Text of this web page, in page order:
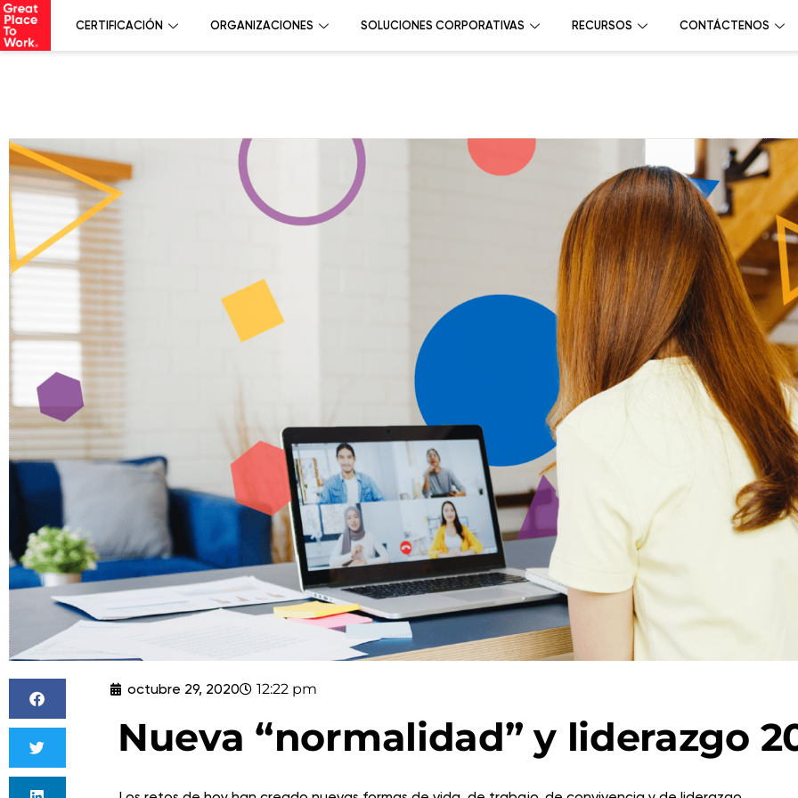
CERTIFICACIÓN ORGANIZACIONES SOLUCIONES CORPORATIVAS RECURSOS CONTÁCTENOS
octubre 29, 2020 12:22 pm
Nueva “normalidad” y liderazgo